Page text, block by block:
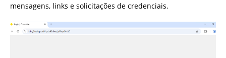
mensagens, links e solicitações de credenciais.